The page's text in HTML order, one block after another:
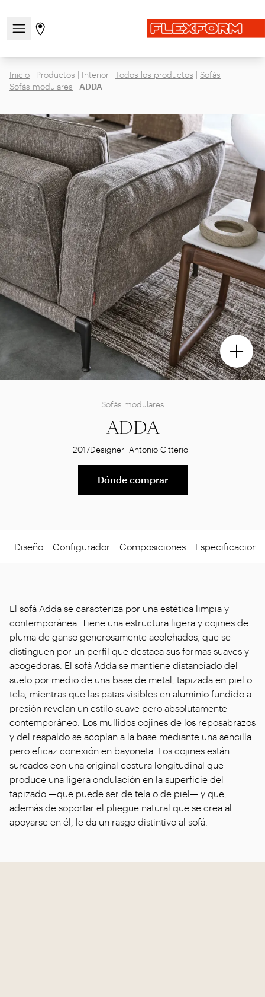
Abre/cierra el menú de navegación
Ir a la página de tiendas
Inicio | Productos | Interior | Todos los productos | Sofás |
Sofás modulares | ADDA
Sofás modulares
ADDA
2017Designer Antonio Citterio
Dónde comprar
Diseño Configurador Composiciones
El sofá Adda se caracteriza por una estética limpia y
contemporánea. Tiene una estructura ligera y cojines de
pluma de ganso generosamente acolchados, que se
distinguen por un perfil que destaca sus formas suaves y
acogedoras. El sofá Adda se mantiene distanciado del
suelo por medio de una base de metal, tapizada en piel o
tela, mientras que las patas visibles en aluminio fundido a
presión revelan un estilo suave pero absolutamente
contemporáneo. Los mullidos cojines de los reposabrazos
y del respaldo se acoplan a la base mediante una sencilla
pero eficaz conexión en bayoneta. Los cojines están
surcados con una original costura longitudinal que
produce una ligera ondulación en la superficie del
tapizado —que puede ser de tela o de piel— y que,
además de soportar el pliegue natural que se crea al
apoyarse en él, le da un rasgo distintivo al sofá.